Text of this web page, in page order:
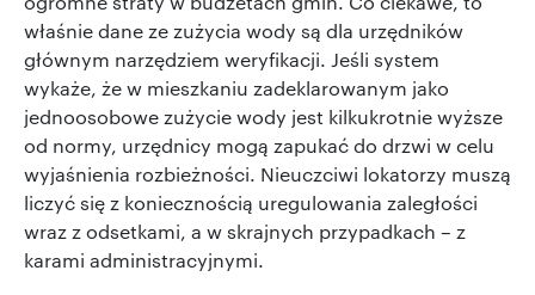
właśnie dane ze zużycia wody są dla urzędników
głównym narzędziem weryfikacji. Jeśli system
wykaże, że w mieszkaniu zadeklarowanym jako
jednoosobowe zużycie wody jest kilkukrotnie wyższe
od normy, urzędnicy mogą zapukać do drzwi w celu
wyjaśnienia rozbieżności. Nieuczciwi lokatorzy muszą
liczyć się z koniecznością uregulowania zaległości
wraz z odsetkami, a w skrajnych przypadkach – z
karami administracyjnymi.